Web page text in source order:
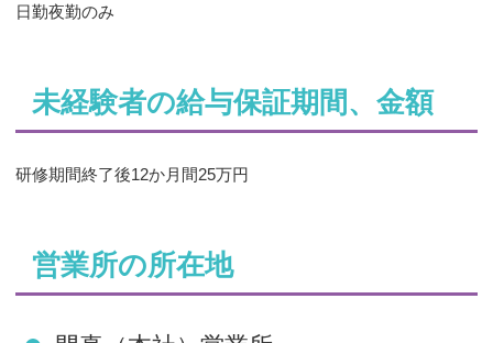
日勤夜勤のみ
未経験者の給与保証期間、金額
研修期間終了後12か月間25万円
営業所の所在地